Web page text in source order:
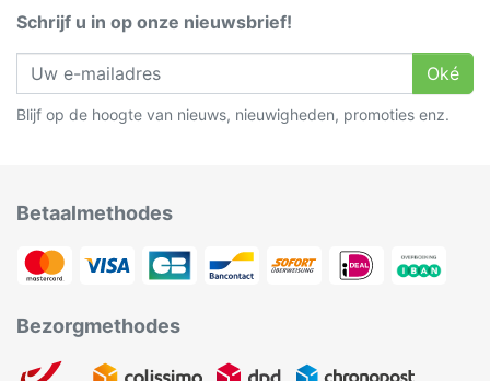
Schrijf u in op onze nieuwsbrief!
Oké
Blijf op de hoogte van nieuws, nieuwigheden, promoties enz.
Betaalmethodes
Bezorgmethodes